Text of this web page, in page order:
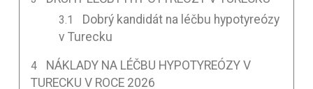
Dobrý kandidát na léčbu hypotyreózy
v Turecku
NÁKLADY NA LÉČBU HYPOTYREÓZY V
TURECKU V ROCE 2026